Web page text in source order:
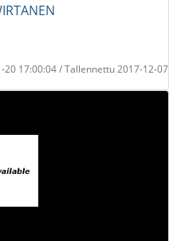
20 17:00:04 / Tallennettu 2017-12-07